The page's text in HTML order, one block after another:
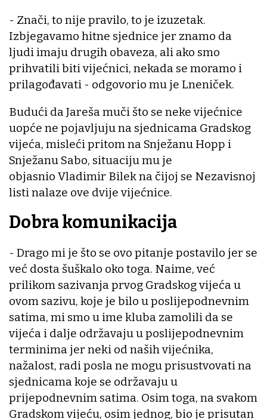
- Znači, to nije pravilo, to je izuzetak.
Izbjegavamo hitne sjednice jer znamo da
ljudi imaju drugih obaveza, ali ako smo
prihvatili biti vijećnici, nekada se moramo i
prilagođavati - odgovorio mu je Lneniček.
Budući da Jareša muči što se neke vijećnice
uopće ne pojavljuju na sjednicama Gradskog
vijeća, misleći pritom na Snježanu Hopp i
Snježanu Sabo, situaciju mu je
objasnio Vladimir Bilek na čijoj se Nezavisnoj
listi nalaze ove dvije vijećnice.
Dobra komunikacija
- Drago mi je što se ovo pitanje postavilo jer se
već dosta šuškalo oko toga. Naime, već
prilikom sazivanja prvog Gradskog vijeća u
ovom sazivu, koje je bilo u poslijepodnevnim
satima, mi smo u ime kluba zamolili da se
vijeća i dalje održavaju u poslijepodnevnim
terminima jer neki od naših vijećnika,
nažalost, radi posla ne mogu prisustvovati na
sjednicama koje se održavaju u
prijepodnevnim satima. Osim toga, na svakom
Gradskom vijeću, osim jednog, bio je prisutan